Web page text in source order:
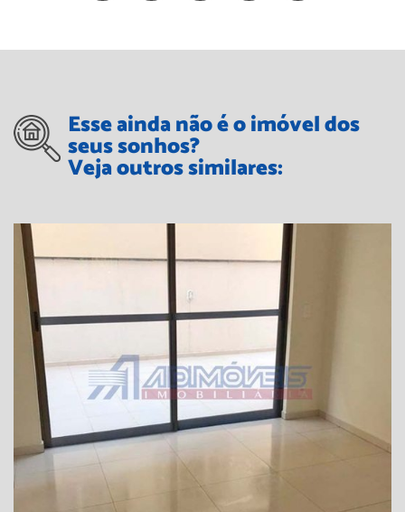
Esse ainda não é o imóvel dos
seus sonhos?
Veja outros similares: